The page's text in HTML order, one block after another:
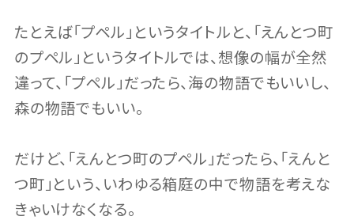
たとえば「プペル」というタイトルと、「えんとつ町
のプペル」というタイトルでは、想像の幅が全然
違って、「プペル」だったら、海の物語でもいいし、
森の物語でもいい。
だけど、「えんとつ町のプペル」だったら、「えんと
つ町」という、いわゆる箱庭の中で物語を考えな
きゃいけなくなる。